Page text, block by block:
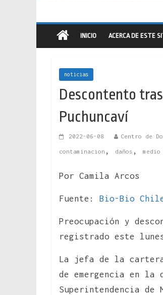
INICIO ACERCA DE ESTE
noticias
Descontento
Puchuncaví
2022-06-08 Centro de
contaminacion , daños , medio
Por Camila Arcos
Fuente: Bio-Bio
Preocupación y
registrado este
La jefa de la cartera
de emergencia en
Superintendencia de